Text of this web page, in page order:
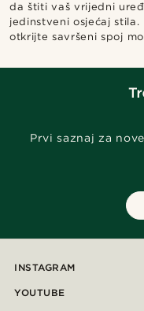
da štiti vaš vrijedni
jedinstveni osjećaj
otkrijte savršeni spoj
Prvi saznaj za
INSTAGRAM
YOUTUBE